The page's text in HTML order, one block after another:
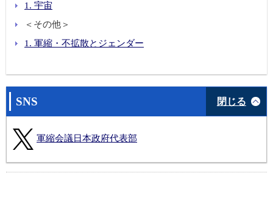
1. 宇宙
＜その他＞
1. 軍縮・不拡散とジェンダー
SNS 閉じる
軍縮会議日本政府代表部